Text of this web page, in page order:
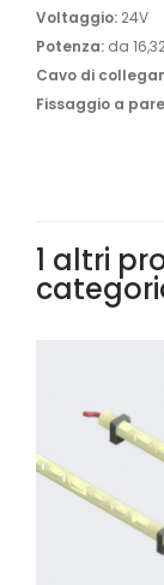
Voltaggio: 24V
Potenza: da
Cavo di
Fissaggio a
1 altri